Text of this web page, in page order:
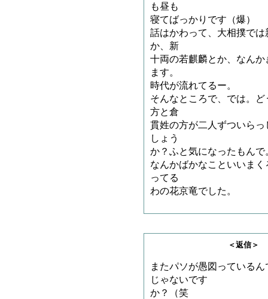
も昼も
寝てばっかりです（爆）
話はかわって、大相撲で
か、新
十両の若麒麟とか、なん
ます。
時代が流れてるー。
そんなところで、では。
方と倉
貫姓の方が二人ずついら
しょう
か？ふと気になったもんで
なんかばかなこといいま
ってる
わの花京竜でした。
＜返信＞ しがないリ
またパソが愚図っている
じゃないです
か？（笑